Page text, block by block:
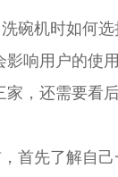
机时如何选
影响用户的使
家，还需要看
先了解自己